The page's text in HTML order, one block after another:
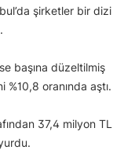
şirketler bir dizi
başına düzeltilmiş
oranında aştı.
37,4 milyon TL